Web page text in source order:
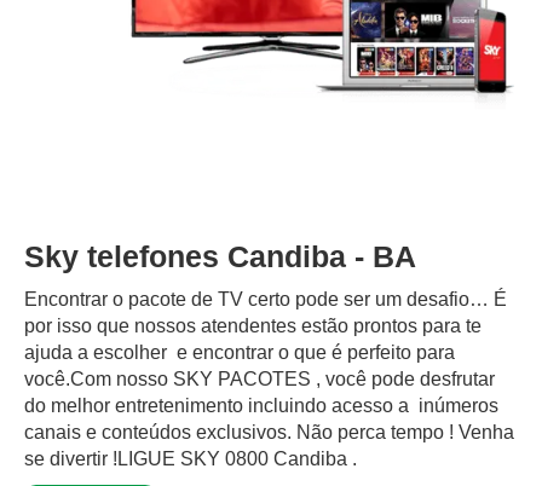
Sky telefones Candiba - BA
Encontrar o pacote de TV certo pode ser um desafio… É
por isso que nossos atendentes estão prontos para te
ajuda a escolher e encontrar o que é perfeito para
você.Com nosso SKY PACOTES , você pode desfrutar
do melhor entretenimento incluindo acesso a inúmeros
canais e conteúdos exclusivos.‍ Não perca tempo ! Venha
se divertir !LIGUE SKY 0800 Candiba .